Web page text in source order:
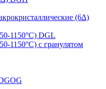
(6∆)
1150°С) DGL
1150°С) с гранулятом